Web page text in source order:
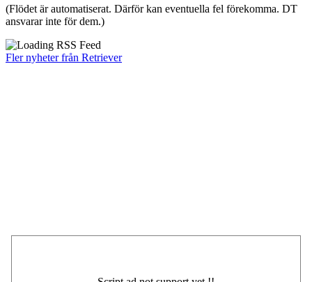
(Flödet är automatiserat. Därför kan eventuella fel förekomma. DT
ansvarar inte för dem.)
Fler nyheter från Retriever